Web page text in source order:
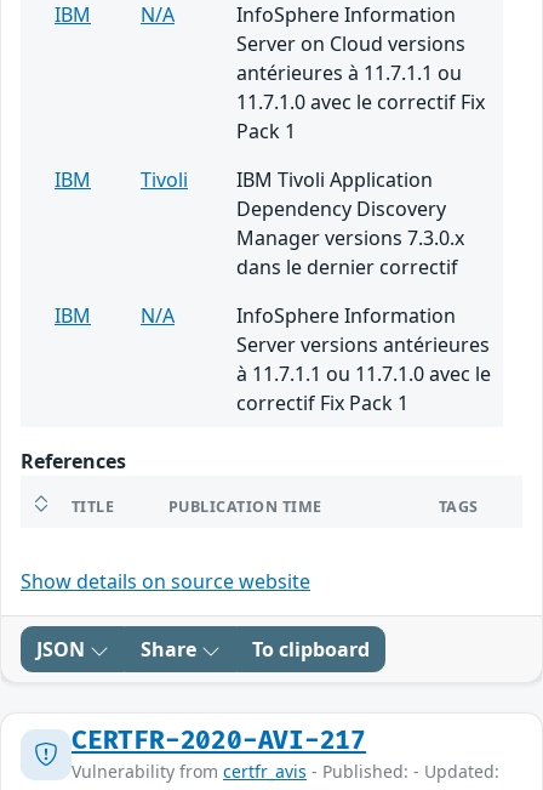
IBM
N/A
InfoSphere Information
Server on Cloud versions
antérieures à 11.7.1.1 ou
11.7.1.0 avec le correctif Fix
Pack 1
IBM
Tivoli
IBM Tivoli Application
Dependency Discovery
Manager versions 7.3.0.x
dans le dernier correctif
IBM
N/A
InfoSphere Information
Server versions antérieures
à 11.7.1.1 ou 11.7.1.0 avec le
correctif Fix Pack 1
References
TITLE PUBLICATION TIME TAGS
Show details on source website
JSON Share To clipboard
CERTFR-2020-AVI-217
Vulnerability from certfr_avis - Published: - Updated: